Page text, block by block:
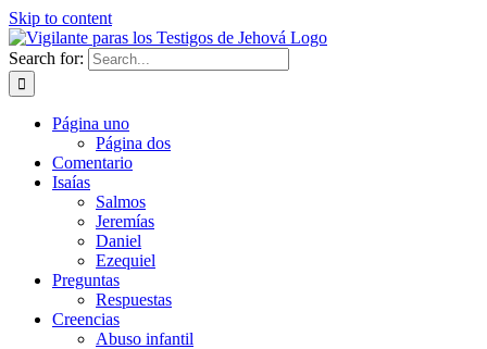
Skip to content
Search for:
Página uno
Página dos
Comentario
Isaías
Salmos
Jeremías
Daniel
Ezequiel
Preguntas
Respuestas
Creencias
Abuso infantil